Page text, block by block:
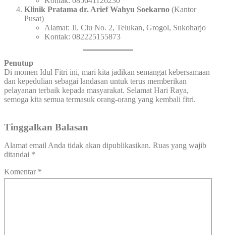
Klinik Pratama dr. Arief Wahyu Soekarno (Kantor
Pusat)
Alamat: Jl. Ciu No. 2, Telukan, Grogol, Sukoharjo
Kontak: 082225155873
Penutup
Di momen Idul Fitri ini, mari kita jadikan semangat kebersamaan
dan kepedulian sebagai landasan untuk terus memberikan
pelayanan terbaik kepada masyarakat. Selamat Hari Raya,
semoga kita semua termasuk orang-orang yang kembali fitri.
Tinggalkan Balasan
Alamat email Anda tidak akan dipublikasikan. Ruas yang wajib
ditandai *
Komentar *